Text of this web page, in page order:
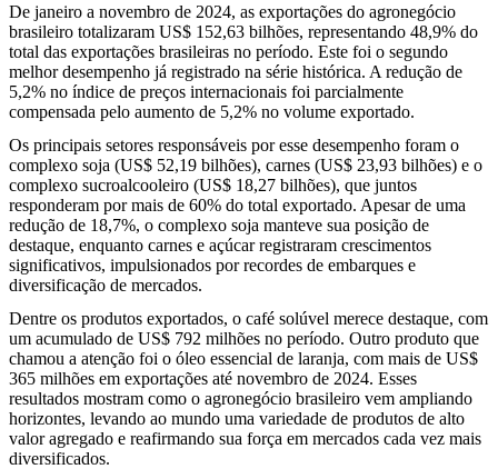
De janeiro a novembro de 2024, as exportações do agronegócio
brasileiro totalizaram US$ 152,63 bilhões, representando 48,9% do
total das exportações brasileiras no período. Este foi o segundo
melhor desempenho já registrado na série histórica. A redução de
5,2% no índice de preços internacionais foi parcialmente
compensada pelo aumento de 5,2% no volume exportado.
Os principais setores responsáveis por esse desempenho foram o
complexo soja (US$ 52,19 bilhões), carnes (US$ 23,93 bilhões) e o
complexo sucroalcooleiro (US$ 18,27 bilhões), que juntos
responderam por mais de 60% do total exportado. Apesar de uma
redução de 18,7%, o complexo soja manteve sua posição de
destaque, enquanto carnes e açúcar registraram crescimentos
significativos, impulsionados por recordes de embarques e
diversificação de mercados.
Dentre os produtos exportados, o café solúvel merece destaque, com
um acumulado de US$ 792 milhões no período. Outro produto que
chamou a atenção foi o óleo essencial de laranja, com mais de US$
365 milhões em exportações até novembro de 2024. Esses
resultados mostram como o agronegócio brasileiro vem ampliando
horizontes, levando ao mundo uma variedade de produtos de alto
valor agregado e reafirmando sua força em mercados cada vez mais
diversificados.